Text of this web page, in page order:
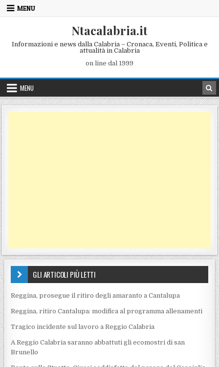
Skip to content
MENU
Ntacalabria.it
Informazioni e news dalla Calabria – Cronaca, Eventi, Politica e
attualità in Calabria
on line dal 1999
MENU
GLI ARTICOLI PIÙ LETTI
Reggina, prosegue il ritiro degli amaranto a Cantalupa
Reggina, ritiro Cantalupa: modifica al programma allenamenti
Tragico incidente sul lavoro a Reggio Calabria
A Reggio Calabria saranno abbattuti gli ecomostri di san
Brunello